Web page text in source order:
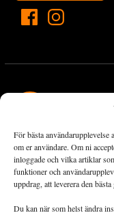
För bästa
om er användare. Om ni
inloggade och vilka artiklar
funktioner och
uppdrag, att leverera den
Du kan när som helst ändra
Landets Fria Tidning
det viktigaste som
omställningsrörelsen.
både via starka och
ekonomiska och